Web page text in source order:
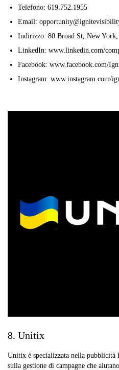
Telefono: 619.752.1955
Email:
Indirizzo: 80 Broad St, New
LinkedIn: www.linkedin.com/
Facebook: www.facebook.com/
Instagram: www.instagram.com/
8. Unitix
Unitix è specializzata nella pubblicità
sulla gestione di campagne che